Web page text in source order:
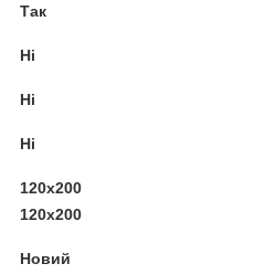
Так
Ні
Ні
Ні
120х200
120х200
Новий